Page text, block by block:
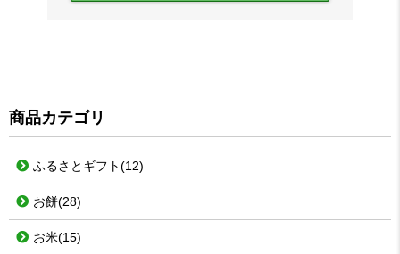
商品カテゴリ
ふるさとギフト(12)
お餅(28)
お米(15)